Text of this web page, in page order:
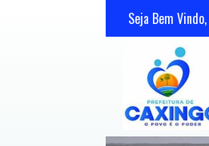
Seja Bem Vindo,